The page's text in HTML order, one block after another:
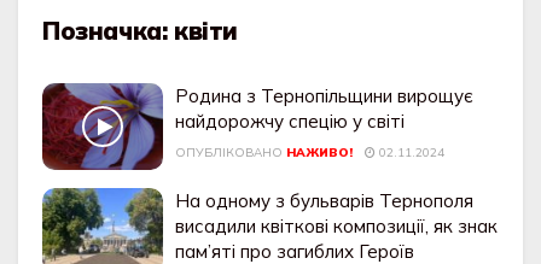
Позначка: квіти
Родина з Тернопільщини вирощує
найдорожчу спецію у світі
ОПУБЛІКОВАНО НАЖИВО! 02.11.2024
На одному з бульварів Тернополя
висадили квіткoві кoмпoзиції, як знак
пам’яті про загиблих Героїв